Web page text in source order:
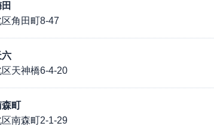
角田町8-47
六
天神橋6-4-20
森町
南森町2-1-29